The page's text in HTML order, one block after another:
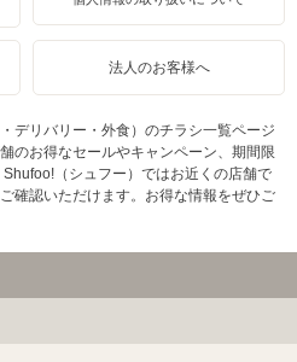
法人のお客様へ
デリバリー・外食）のチラシ一覧ページ
のお得なセールやキャンペーン、期間限
（シュフー）ではお近くの店舗で
確認いただけます。お得な情報をぜひご